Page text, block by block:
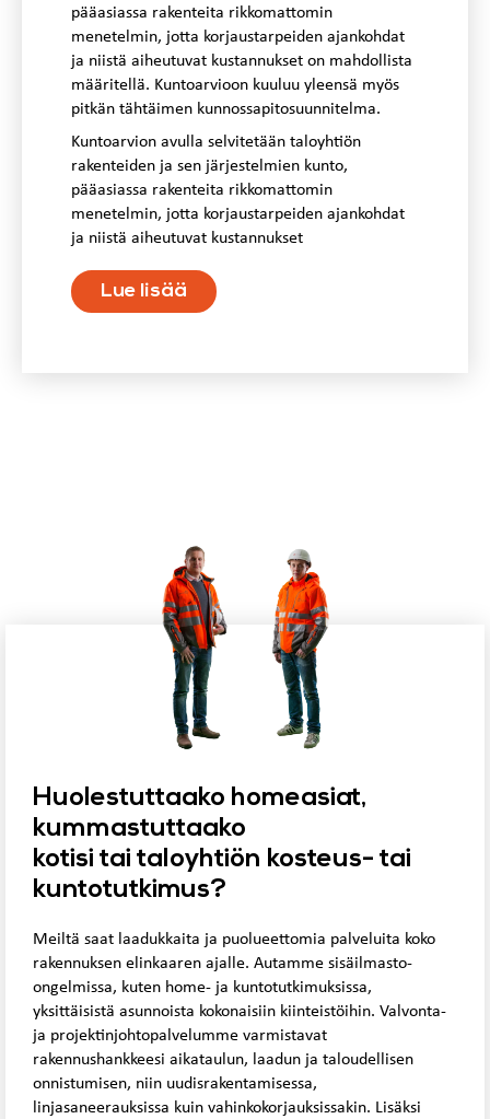
pääasiassa rakenteita rikkomattomin
menetelmin, jotta korjaustarpeiden ajankohdat
ja niistä aiheutuvat kustannukset on mahdollista
määritellä. Kuntoarvioon kuuluu yleensä myös
pitkän tähtäimen kunnossapitosuunnitelma.
Kuntoarvion avulla selvitetään taloyhtiön
rakenteiden ja sen järjestelmien kunto,
pääasiassa rakenteita rikkomattomin
menetelmin, jotta korjaustarpeiden ajankohdat
ja niistä aiheutuvat kustannukset
Lue lisää
Huolestuttaako homeasiat,
kummastuttaako
kotisi tai taloyhtiön kosteus- tai
kuntotutkimus?
Meiltä saat laadukkaita ja puolueettomia palveluita koko
rakennuksen elinkaaren ajalle. Autamme sisäilmasto-
ongelmissa, kuten home- ja kuntotutkimuksissa,
yksittäisistä asunnoista kokonaisiin kiinteistöihin. Valvonta-
ja projektinjohtopalvelumme varmistavat
rakennushankkeesi aikataulun, laadun ja taloudellisen
onnistumisen, niin uudisrakentamisessa,
linjasaneerauksissa kuin vahinkokorjauksissakin. Lisäksi